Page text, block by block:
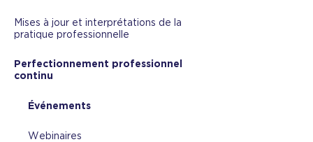
Mises à jour et interprétations de la
pratique professionnelle
Perfectionnement professionnel
continu
Événements
Webinaires